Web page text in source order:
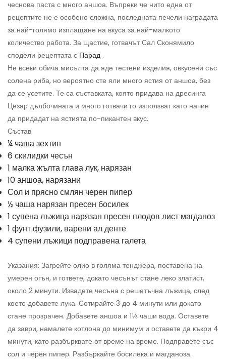
чеснова паста с много аншоа. Въпреки че нито една от
рецептите не е особено сложна, последната печели наградата
за най-голямо изплащане на вкуса за най-малкото
количество работа. За щастие, готвачът Сал Сконямило
сподели рецептата с Парад .
Не всеки обича мисълта да яде тестени изделия, овкусени със
солена риба, но вероятно сте яли много ястия от аншоа, без
да се усетите. Те са съставката, която придава на дресинга
Цезар дълбочината и много готвачи го използват като начин
да придадат на ястията по-пикантен вкус.
Състав:
¼ чаша зехтин
6 скилидки чесън
1 малка жълта глава лук, нарязан
10 аншоа, нарязани
Сол и прясно смлян черен пипер
½ чаша нарязан пресен босилек
1 супена лъжица нарязан пресен плодов лист магданоз
1 фунт фузили, варени ал денте
4 супени лъжици подправена галета
Указания: Загрейте олио в голяма тенджера, поставена на
умерен огън, и гответе, докато чесънът стане леко златист,
около 2 минути. Извадете чесъна с решетъчна лъжица, след
което добавете лука. Сотирайте 3 до 4 минути или докато
стане прозрачен. Добавете аншоа и 1⅓ чаши вода. Оставете
да заври, намалете котлона до минимум и оставете да къкри 4
минути, като разбърквате от време на време. Подправете със
сол и черен пипер. Разбъркайте босилека и магданоза.